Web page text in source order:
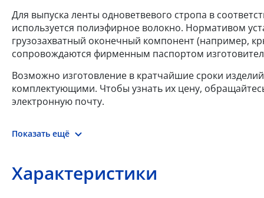
Для выпуска ленты одноветвевого стропа в
используется полиэфирное волокно. Нормативом
грузозахватный оконечный компонент (например,
сопровождаются фирменным паспортом
Возможно изготовление в кратчайшие сроки
комплектующими. Чтобы узнать их цену,
электронную почту.
Показать ещё
Характеристики